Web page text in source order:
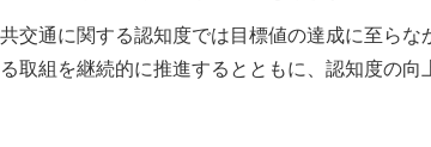
交通に関する認知度では目標値の達成に至ら
取組を継続的に推進するとともに、認知度の向